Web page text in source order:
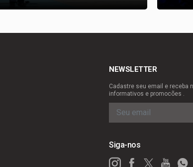
NEWSLETTER
Cadastre seu email e receba
informativos e promocões .
Siga-nos